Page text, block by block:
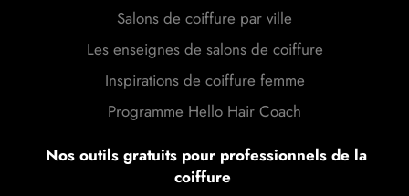
Salons de coiffure par ville
Les enseignes de salons de coiffure
Inspirations de coiffure femme
Programme Hello Hair Coach
Nos outils gratuits pour professionnels de la
coiffure